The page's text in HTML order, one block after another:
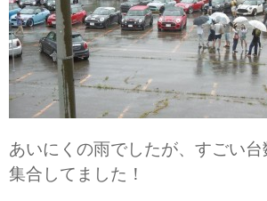
あいにくの雨でしたが、すごい
集合してました！